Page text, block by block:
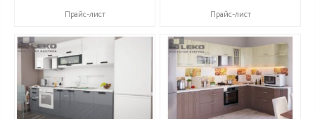
Прайс-лист Прайс-лист